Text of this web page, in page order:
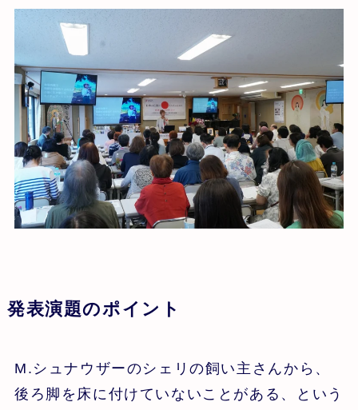
発表演題のポイント
M.シュナウザーのシェリの飼い主さんから、
後ろ脚を床に付けていないことがある、という